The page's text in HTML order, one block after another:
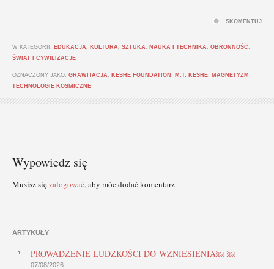
W KATEGORII: EDUKACJA, KULTURA, SZTUKA NAUKA I TECHNIKA OBRONNOŚĆ
ŚWIAT I CYWILIZACJE
OZNACZONY JAKO: GRAWITACJA KESHE FOUNDATION M.T. KESHE MAGNETYZM
TECHNOLOGIE KOSMICZNE
SKOMENTUJ
Wypowiedz się
Musisz sięzalogować, aby móc dodać komentarz.
ARTYKUŁY
PROWADZENIE LUDZKOŚCI DO WZNIESIENIA￼ ￼
07/08/2026